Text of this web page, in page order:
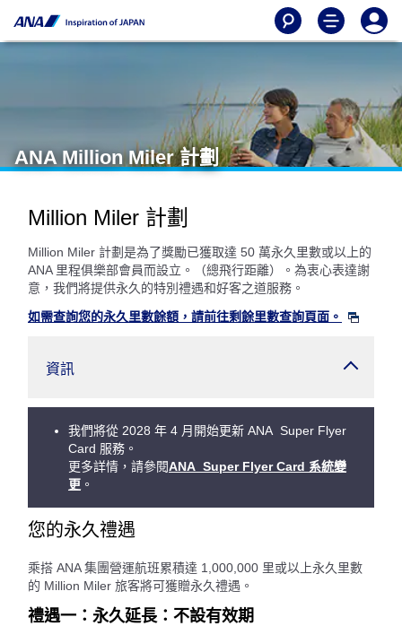
ANA Million Miler 計劃
Million Miler 計劃
Million Miler 計劃是為了獎勵已獲取達 50 萬永久里數或以上的
ANA 里程俱樂部會員而設立。（總飛行距離）。為衷心表達謝
意，我們將提供永久的特別禮遇和好客之道服務。
如需查詢您的永久里數餘額，請前往剩餘里數查詢頁面。
資訊
我們將從 2028 年 4 月開始更新 ANA Super Flyer
Card 服務。
更多詳情，請參閱ANA Super Flyer Card 系統變
更 。
您的永久禮遇
乘搭 ANA 集團營運航班累積達 1,000,000 里或以上永久里數
的 Million Miler 旅客將可獲贈永久禮遇。
禮遇一：永久延長：不設有效期